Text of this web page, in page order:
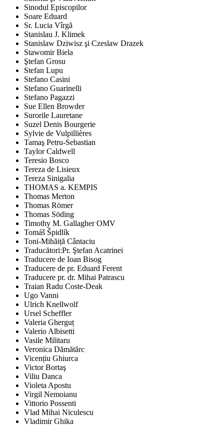
Sinodul Episcopilor
Soare Eduard
Sr. Lucia Vîrgă
Stanislau J. Klimek
Stanislaw Dziwisz şi Czeslaw Drazek
Stawomir Biela
Ştefan Grosu
Stefan Lupu
Stefano Casini
Stefano Guarinelli
Stefano Pagazzi
Sue Ellen Browder
Surorile Lauretane
Suzel Denis Bourgerie
Sylvie de Vulpillières
Tamaş Petru-Sebastian
Taylor Caldwell
Teresio Bosco
Tereza de Lisieux
Tereza Sinigalia
THOMAS a. KEMPIS
Thomas Merton
Thomas Römer
Thomas Söding
Timothy M. Gallagher OMV
Tomáš Špidlík
Toni-Mihăiță Cântaciu
Traducători:Pr. Ştefan Acatrinei
Traducere de Ioan Bisog
Traducere de pr. Eduard Ferent
Traducere pr. dr. Mihai Patrascu
Traian Radu Coste-Deak
Ugo Vanni
Ulrich Knellwolf
Ursel Scheffler
Valeria Gherguț
Valerio Albisetti
Vasile Militaru
Veronica Dămătărc
Vicențiu Ghiurca
Victor Bortaş
Viliu Danca
Violeta Apostu
Virgil Nemoianu
Vittorio Possenti
Vlad Mihai Niculescu
Vladimir Ghika